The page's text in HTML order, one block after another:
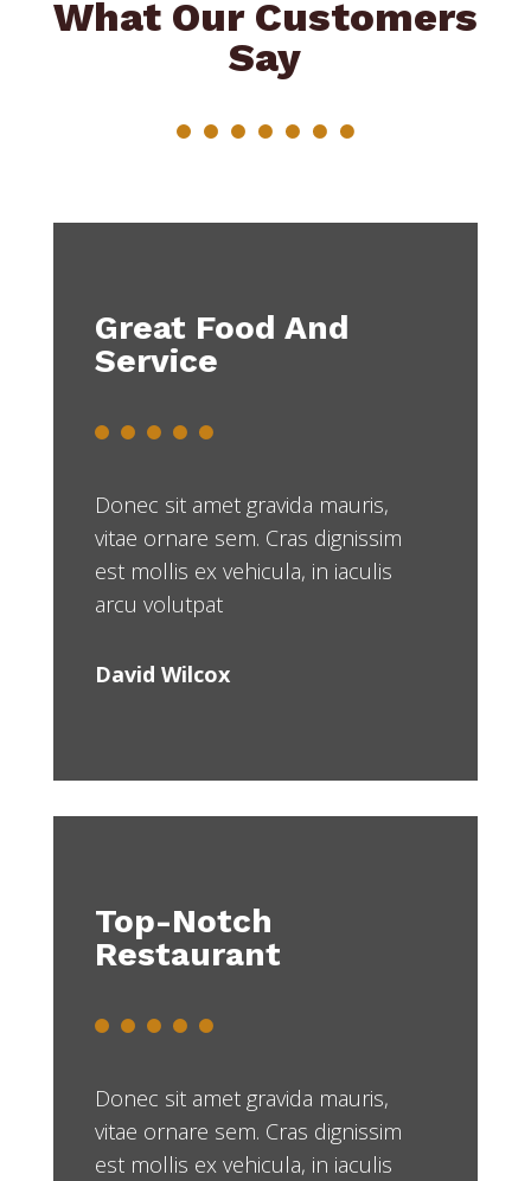
What Our Customers
Say
Great Food And
Service
Donec sit amet gravida mauris,
vitae ornare sem. Cras dignissim
est mollis ex vehicula, in iaculis
arcu volutpat
David Wilcox
Top-Notch
Restaurant
Donec sit amet gravida mauris,
vitae ornare sem. Cras dignissim
est mollis ex vehicula, in iaculis